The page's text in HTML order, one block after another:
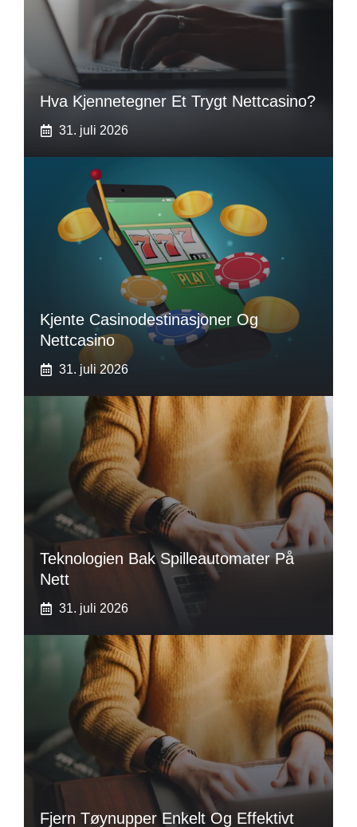
Hva Kjennetegner Et Trygt Nettcasino?
31. juli 2026
Kjente Casinodestinasjoner Og
Nettcasino
31. juli 2026
Teknologien Bak Spilleautomater På
Nett
31. juli 2026
Fjern Tøynupper Enkelt Og Effektivt